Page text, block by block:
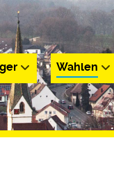
Wahlen
Wahlen